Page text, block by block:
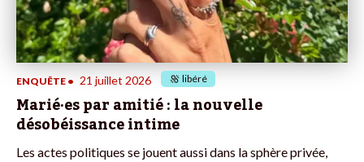
ENQUÊTE • 21 juillet 2026 libéré
Marié·es par amitié : la nouvelle
désobéissance intime
Les actes politiques se jouent aussi dans la sphère privée,